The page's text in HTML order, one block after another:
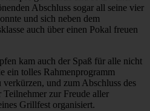
Abschluss sogar all seine vier
und sich neben dem
auch über einen Pokal freuen
kam auch der Spaß für alle nicht
ein tolles Rahmenprogramm
und zum Abschluss des
Teilnehmer zur Freude aller
Grillfest organisiert.